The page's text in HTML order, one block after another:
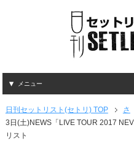
メニュー
日刊セットリスト(セトリ) TOP さ
3日(土)NEWS「LIVE TOUR 2017
リスト